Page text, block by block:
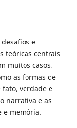
e
teóricas centrais
muitos casos,
as formas de
fato, verdade e
narrativa e as
e memória.